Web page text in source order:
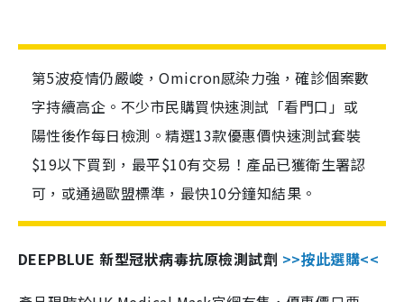
第5波疫情仍嚴峻，Omicron感染力強，確診個案數
字持續高企。不少市民購買快速測試「看門口」或
陽性後作每日檢測。精選13款優惠價快速測試套裝
$19以下買到，最平$10有交易！產品已獲衛生署認
可，或通過歐盟標準，最快10分鐘知結果。
DEEPBLUE 新型冠狀病毒抗原檢測試劑 >>按此選購<<